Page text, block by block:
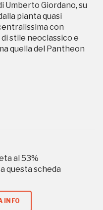
Umberto Giordano, su
pianta quasi
con
stile neoclassico e
quella del Pantheon
al 53%
questa scheda
INFO
Cuore